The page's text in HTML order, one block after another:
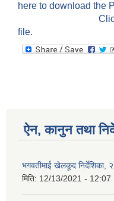
here to download the
file.
ऐन, कानुन तथा
भगवतीमाई खेलकूद निर्देशिका,
मिति: 12/13/2021 - 12:07